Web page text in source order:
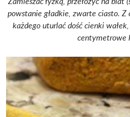
powstanie gładkie, zwarte ciasto.Z
każdego uturlać dość cienki
centymetrowe